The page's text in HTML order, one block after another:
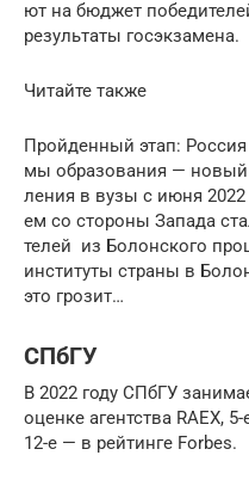
ют на бюд­жет
резуль­та­ты госэкзамена.
Читай­те также
Прой­ден­ный этап:
мы обра­зо­ва­ния — новый
ле­ния в вузы с июня
ем со сто­ро­ны Запа­да
те­лей из Болон­ско­го
инсти­ту­ты стра­ны в
это грозит…
СПбГУ
В 2022 году СПбГУ
оценке агентства RAEX,
12-е — в рейтинге Forbes.